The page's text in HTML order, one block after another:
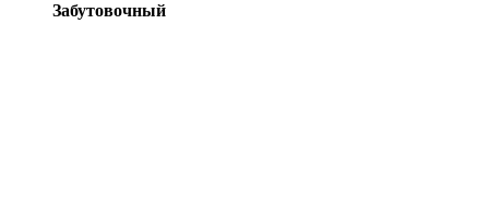
Забутовочный